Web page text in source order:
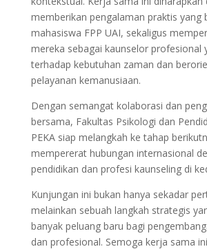
memberikan pengalaman praktis yang
mahasiswa FPP UAI, sekaligus
mereka sebagai kaunselor profesional
terhadap kebutuhan zaman dan
pelayanan kemanusiaan.
Dengan semangat kolaborasi dan
bersama, Fakultas Psikologi dan
PEKA siap melangkah ke tahap
mempererat hubungan internasional
pendidikan dan profesi kaunseling di
Kunjungan ini bukan hanya sekadar
melainkan sebuah langkah strategis
banyak peluang baru bagi
dan profesional. Semoga kerja sama